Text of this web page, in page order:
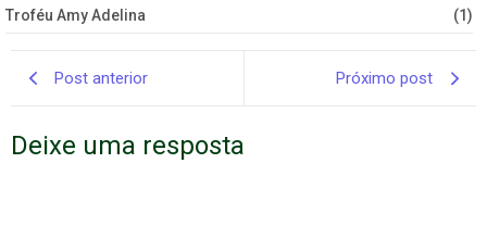
Troféu Amy Adelina (1)
Post anterior Próximo post
Deixe uma resposta